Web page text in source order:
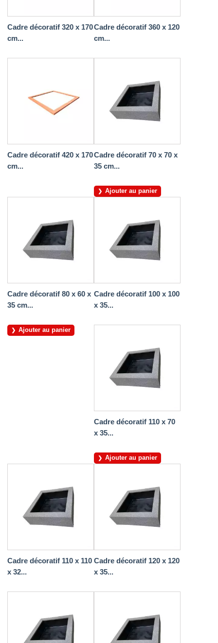
Cadre décoratif 320 x 170
cm...
Cadre décoratif 360 x 120
cm...
Cadre décoratif 420 x 170
cm...
Cadre décoratif 70 x 70 x
35 cm...
Ajouter au panier
Cadre décoratif 80 x 60 x
35 cm...
Ajouter au panier
Cadre décoratif 100 x 100
x 35...
Cadre décoratif 110 x 70
x 35...
Ajouter au panier
Cadre décoratif 110 x 110
x 32...
Cadre décoratif 120 x 120
x 35...